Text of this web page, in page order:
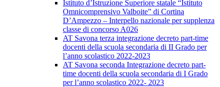
Istituto d’Istruzione Superiore statale “Istituto
Omnicomprensivo Valboite” di Cortina
D’Ampezzo – Interpello nazionale per supplenza
classe di concorso A026
AT Savona terza integrazione decreto part-time
docenti della scuola secondaria di II Grado per
l’anno scolastico 2022-2023
AT Savona seconda Integrazione decreto part-
time docenti della scuola secondaria di I Grado
per l’anno scolastico 2022- 2023